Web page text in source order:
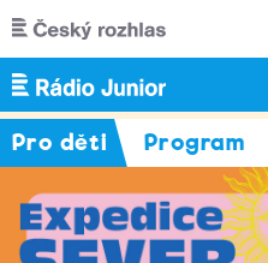
Přejít k hlavnímu obsahu
Pro děti Program